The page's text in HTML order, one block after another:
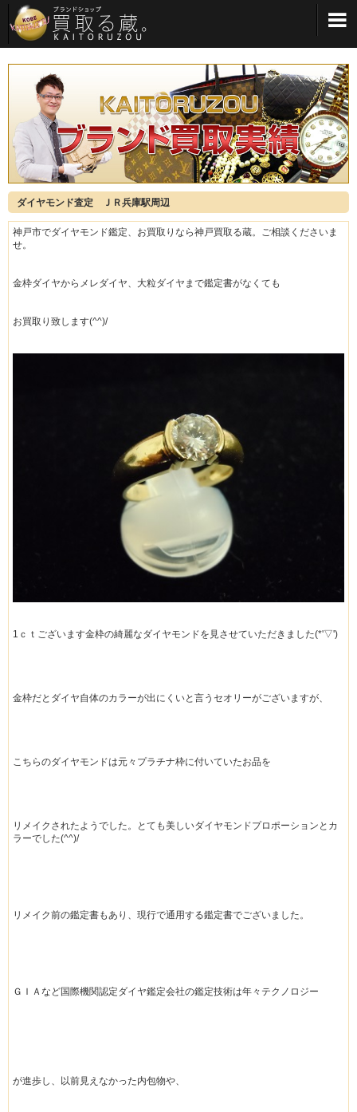
ダイヤモンド査定 ＪＲ兵庫駅周辺
神戸市でダイヤモンド鑑定、お買取りなら神戸買取る蔵。ご相談くださいま
せ。
金枠ダイヤからメレダイヤ、大粒ダイヤまで鑑定書がなくても
お買取り致します(^^)/
1ｃｔございます金枠の綺麗なダイヤモンドを見させていただきました(*'▽')
金枠だとダイヤ自体のカラーが出にくいと言うセオリーがございますが、
こちらのダイヤモンドは元々プラチナ枠に付いていたお品を
リメイクされたようでした。とても美しいダイヤモンドプロポーションとカ
ラーでした(^^)/
リメイク前の鑑定書もあり、現行で通用する鑑定書でございました。
ＧＩＡなど国際機関認定ダイヤ鑑定会社の鑑定技術は年々テクノロジー
が進歩し、以前見えなかった内包物や、